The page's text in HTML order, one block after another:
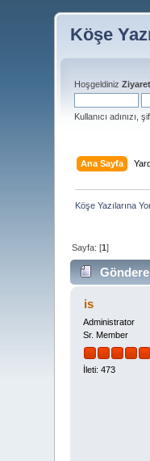
Köşe
Hoşgeldiniz
Kullanıcı
Ana Sayfa
Köşe Yazılarına
Sayfa: [1]
is
Administrator
Sr. Member
İleti: 473